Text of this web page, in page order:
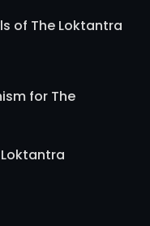
of The Loktantra
for The